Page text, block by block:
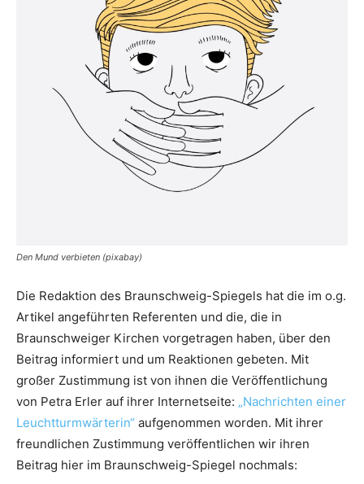
Den Mund verbieten (pixabay)
Die Redaktion des Braunschweig-Spiegels hat die im o.g.
Artikel angeführten Referenten und die, die in
Braunschweiger Kirchen vorgetragen haben, über den
Beitrag informiert und um Reaktionen gebeten. Mit
großer Zustimmung ist von ihnen die Veröffentlichung
von Petra Erler auf ihrer Internetseite: „Nachrichten einer
Leuchtturmwärterin“ aufgenommen worden. Mit ihrer
freundlichen Zustimmung veröffentlichen wir ihren
Beitrag hier im Braunschweig-Spiegel nochmals: